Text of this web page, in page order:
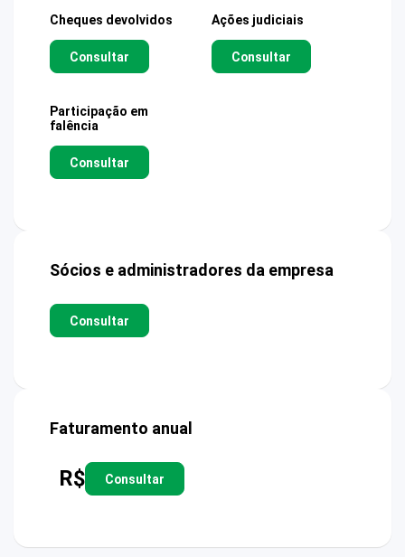
Cheques devolvidos
Consultar
Ações judiciais
Consultar
Participação em
falência
Consultar
Sócios e administradores da empresa
Consultar
Faturamento anual
R$ Consultar